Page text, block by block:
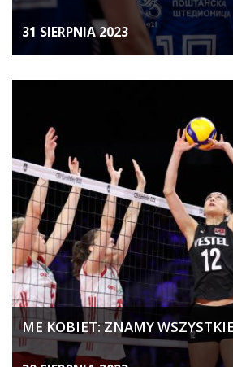
31 SIERPNIA 2023
ME KOBIET: ZNAMY